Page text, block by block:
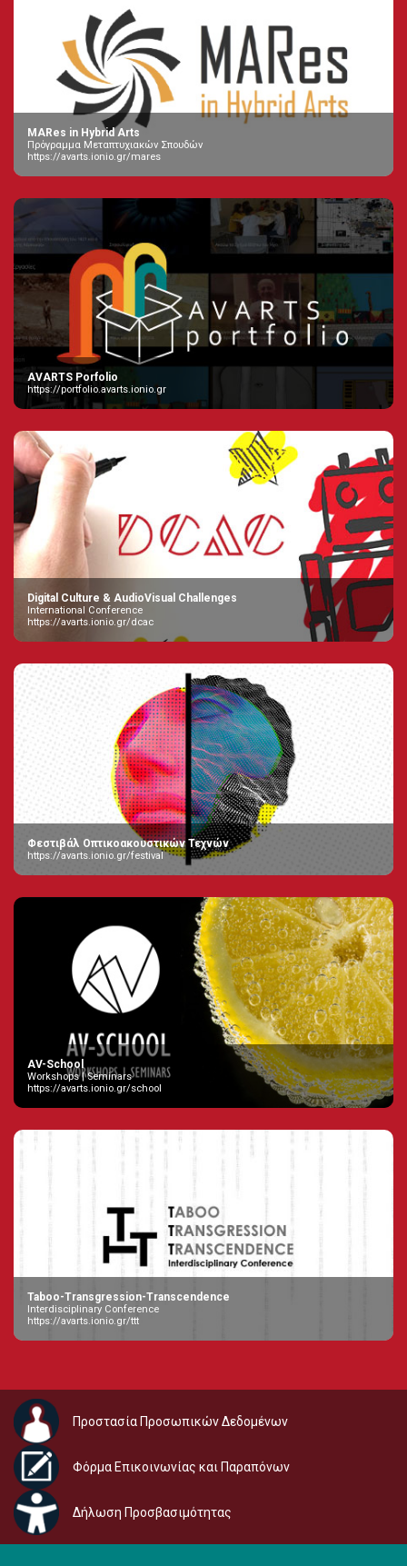
MARes in Hybrid Arts
Πρόγραμμα Μεταπτυχιακών Σπουδών
https://avarts.ionio.gr/mares
AVARTS Porfolio
https://portfolio.avarts.ionio.gr
Digital Culture & AudioVisual Challenges
International Conference
https://avarts.ionio.gr/dcac
Φεστιβάλ Οπτικοακουστικών Τεχνών
https://avarts.ionio.gr/festival
AV-School
Workshops | Seminars
https://avarts.ionio.gr/school
Taboo-Transgression-Transcendence
Interdisciplinary Conference
https://avarts.ionio.gr/ttt
Προστασία Προσωπικών Δεδομένων
Φόρμα Επικοινωνίας και Παραπόνων
Δήλωση Προσβασιμότητας